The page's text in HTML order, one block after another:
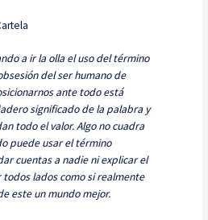
a ir la olla el uso del término
del ser humano de
ante todo está
significado de la palabra y
todo el valor. Algo no cuadra
puede usar el término
cuentas a nadie ni explicar el
lados como si realmente
este un mundo mejor.